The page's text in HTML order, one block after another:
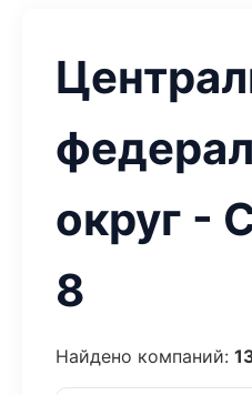
округ -
8
Найдено компаний: